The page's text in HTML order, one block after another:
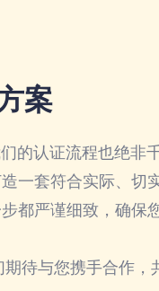
案
认证流程也绝非
一套符合实际、切
都严谨细致，确保
与您携手合作，